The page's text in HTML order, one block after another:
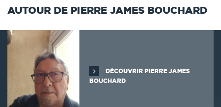
AUTOUR DE PIERRE JAMES BOUCHARD
DÉCOUVRIR PIERRE JAMES
BOUCHARD